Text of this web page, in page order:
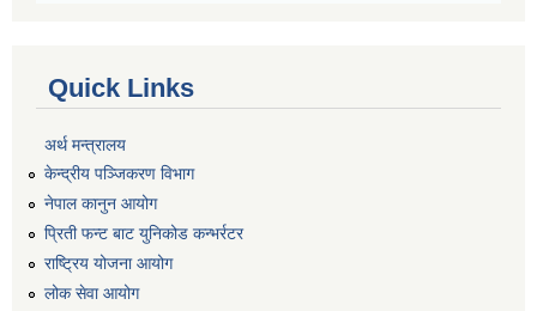
Quick Links
अर्थ मन्त्रालय
केन्द्रीय पञ्जिकरण विभाग
नेपाल कानुन आयोग
प्रिती फन्ट बाट युनिकोड कन्भर्रटर
राष्ट्रिय योजना आयोग
लोक सेवा आयोग